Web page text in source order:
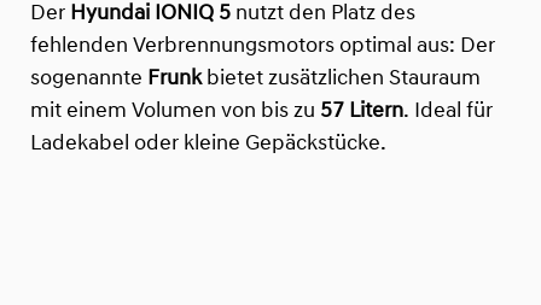
Der Hyundai IONIQ 5 nutzt den Platz des
fehlenden Verbrennungsmotors optimal aus: Der
sogenannte Frunkbietet zusätzlichen Stauraum
mit einem Volumen von bis zu 57 Litern. Ideal für
Ladekabel oder kleine Gepäckstücke.